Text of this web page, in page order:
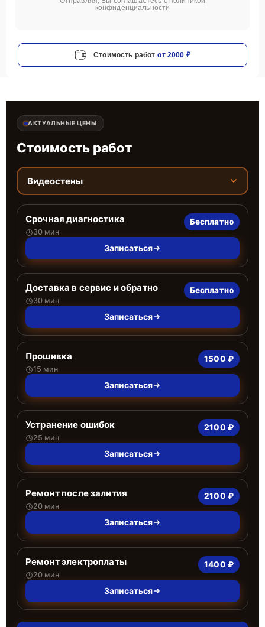
конфиденциальности
Стоимость работ от 2000 ₽
АКТУАЛЬНЫЕ ЦЕНЫ
Стоимость работ
Видеостены
Срочная диагностика
30 мин
Бесплатно
Записаться
Доставка в сервис и обратно
30 мин
Бесплатно
Записаться
Прошивка
15 мин
1500 ₽
Записаться
Устранение ошибок
25 мин
2100 ₽
Записаться
Ремонт после залития
20 мин
2100 ₽
Записаться
Ремонт электроплаты
20 мин
1400 ₽
Записаться